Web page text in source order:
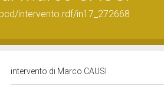
intervento.rdf/in17_272668
intervento di Marco CAUSI